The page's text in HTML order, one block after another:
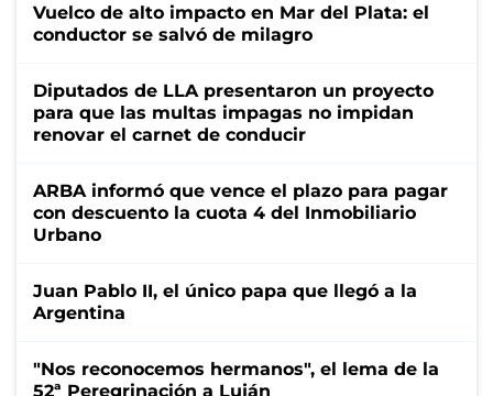
Vuelco de alto impacto en Mar del Plata: el
conductor se salvó de milagro
Diputados de LLA presentaron un proyecto
para que las multas impagas no impidan
renovar el carnet de conducir
ARBA informó que vence el plazo para pagar
con descuento la cuota 4 del Inmobiliario
Urbano
Juan Pablo II, el único papa que llegó a la
Argentina
"Nos reconocemos hermanos", el lema de la
52ª Peregrinación a Luján